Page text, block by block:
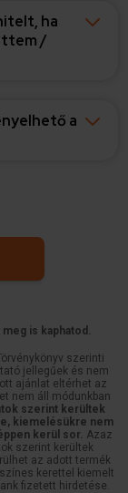
ha
/
a
is kaphatod.
szerinti
jellegűek és nem
ajánlat eltérhet az
nem áll módunkban
szerint kerültek
kiemelésükre nem
kerül sor. Azaz
szerint kerültek
az adott termék
kerettel kiemelt
fizetett hirdetése.